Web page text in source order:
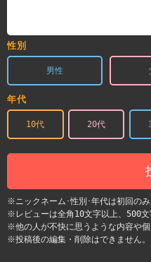
性別
男性
年代
10代 20代
※ニックネーム･性別･年代は初回のみ
※レビューは全角10文字以上、500文
※他の人が不快に思うような内容や個
※投稿後の編集・削除はできません。